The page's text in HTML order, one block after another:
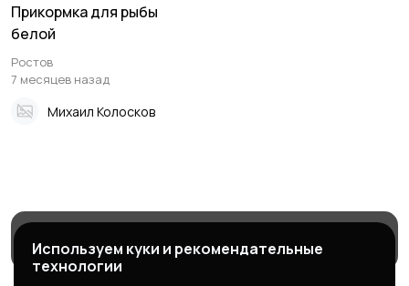
Прикормка для рыбы
белой
Ростов
7 месяцев назад
Михаил Колосков
Магазины
Используем куки и рекомендательные
технологии